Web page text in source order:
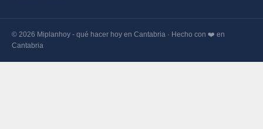
© 2026 Miplanhoy - qué hacer hoy en Cantabria · Hecho con ❤️ en
Cantabria